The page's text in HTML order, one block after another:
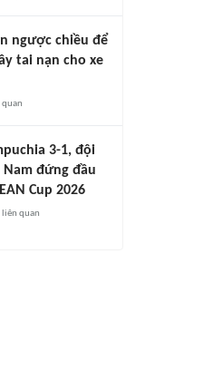
ngược chiều để
tai nạn cho xe
quan
3-1, đội
đứng đầu
Cup 2026
liên quan